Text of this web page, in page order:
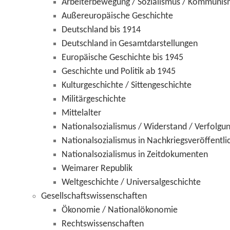
Arbeiterbewegung / Sozialismus /
Außereuropäische Geschichte
Deutschland bis 1914
Deutschland in Gesamtdarstellungen
Europäische Geschichte bis 1945
Geschichte und Politik ab 1945
Kulturgeschichte / Sittengeschichte
Militärgeschichte
Mittelalter
Nationalsozialismus / Widerstand /
Nationalsozialismus in
Nationalsozialismus in Zeitdokumenten
Weimarer Republik
Weltgeschichte / Universalgeschichte
Gesellschaftswissenschaften
Ökonomie / Nationalökonomie
Rechtswissenschaften